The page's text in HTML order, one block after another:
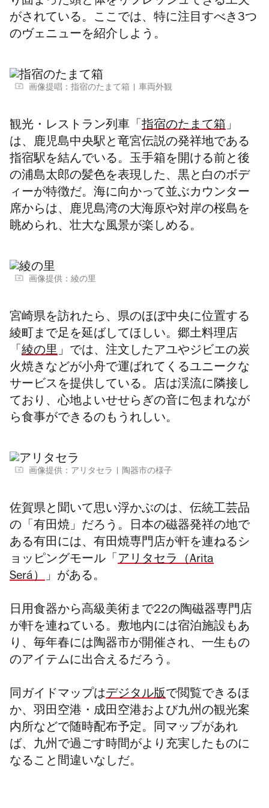
がされている。ここでは、特に注目すべき3つ
のヴェニューを紹介しよう。
画像提唱：指宿のたまて箱 車両外観
観光・レストラン列車「 指宿のたまて箱」
は、鹿児島中央駅と竜宮伝説の発祥地である
指宿駅を結んでいる。玉手箱を開ける前と後
の浦島太郎の髪色を表現した、黒と白のボデ
ィーが特徴だ。海に向かって並ぶカウンター
席からは、鹿児島湾の大海原や対岸の桜島を
眺められ、壮大な風景が楽しめる。
画像提供：綾の里
宮崎県を訪れたら、県のほぼ中央に位置する
綾町まで足を延ばしてほしい。郷土料理店
「 綾の里」では、注文したアユやジビエの炭
火焼きなどが小舟で運ばれてくるユニークな
サービスを提供している。店は渓流に隣接し
ており、心地よいせせらぎの音に包まれなが
ら食事ができるのもうれしい。
画像提供：アリタセラ 陶器市の様子
佐賀県と聞いて思い浮かぶのは、伝統工芸品
の「有田焼」だろう。日本の磁器発祥の地で
ある有田には、有田焼専門店が軒を連ねるシ
ョッピングモール「 アリタセラ（Arita
Será）」がある。
日用食器から 高級美術まで22の陶磁器専門店
が軒を連ねている。敷地内には宿泊施設もあ
り、毎年春には陶器市が開催され、一生もの
のアイテムに出合えるだろう。
同ガイドマップはデジタル版で閲覧できるほ
か、羽田空港・成田空港および九州の観光案
内所などで随時配布予定。同マップがあれ
ば、九州で過ごす時間がより充実したものに
なること間違いなしだ。